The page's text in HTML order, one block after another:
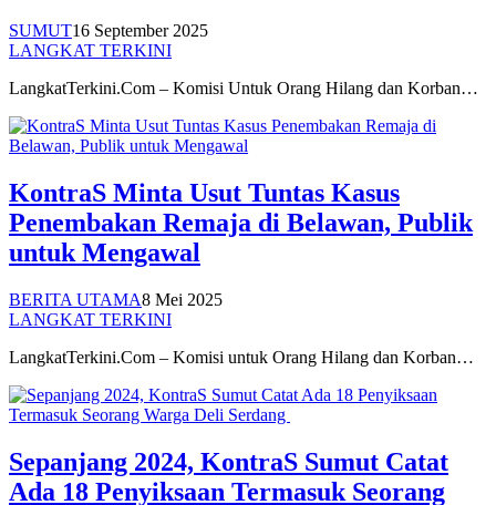
SUMUT16 September 2025
LANGKAT TERKINI
LangkatTerkini.Com – Komisi Untuk Orang Hilang dan Korban…
KontraS Minta Usut Tuntas Kasus
Penembakan Remaja di Belawan, Publik
untuk Mengawal
BERITA UTAMA8 Mei 2025
LANGKAT TERKINI
LangkatTerkini.Com – Komisi untuk Orang Hilang dan Korban…
Sepanjang 2024, KontraS Sumut Catat
Ada 18 Penyiksaan Termasuk Seorang